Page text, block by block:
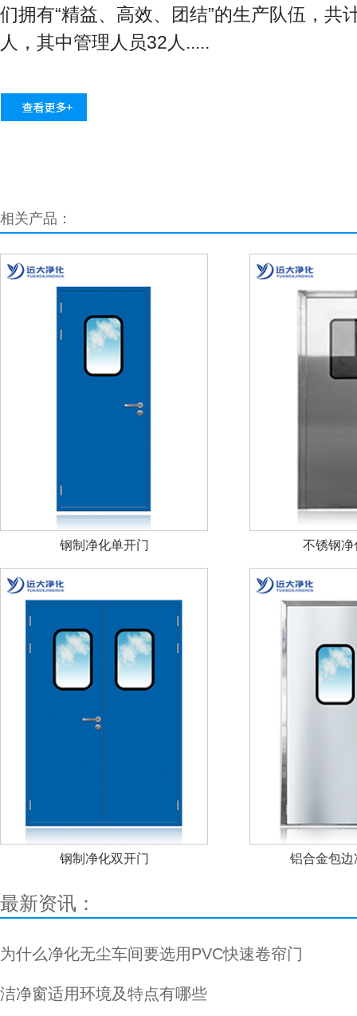
们拥有“精益、高效、团结”的生产队伍，共
人，其中管理人员32人.....
相关产品：
钢制净化单开门 不锈钢净
钢制净化双开门 铝合金包
最新资讯：
为什么净化无尘车间要选用PVC快速卷帘门
洁净窗适用环境及特点有哪些